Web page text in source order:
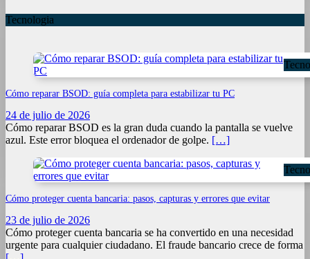
Tecnologia
Cómo reparar BSOD: guía completa para estabilizar tu PC
24 de julio de 2026
Cómo reparar BSOD es la gran duda cuando la pantalla se vuelve
azul. Este error bloquea el ordenador de golpe. […]
Cómo proteger cuenta bancaria: pasos, capturas y errores que evitar
23 de julio de 2026
Cómo proteger cuenta bancaria se ha convertido en una necesidad
urgente para cualquier ciudadano. El fraude bancario crece de forma